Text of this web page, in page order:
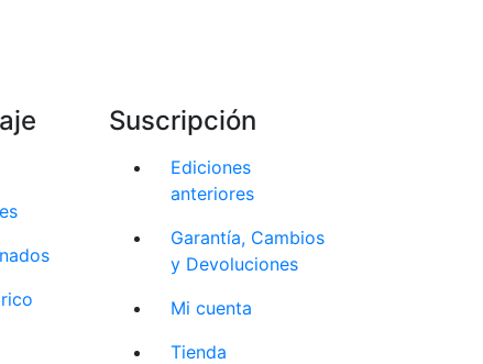
Suscripción
Ediciones
anteriores
Garantía, Cambios
y Devoluciones
Mi cuenta
Tienda